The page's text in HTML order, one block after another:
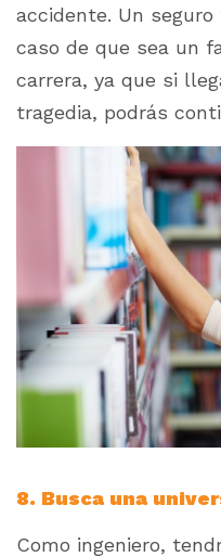
accidente. Un
caso de que sea un
carrera, ya que si
tragedia, podrás
8. Busca una
Como ingeniero,